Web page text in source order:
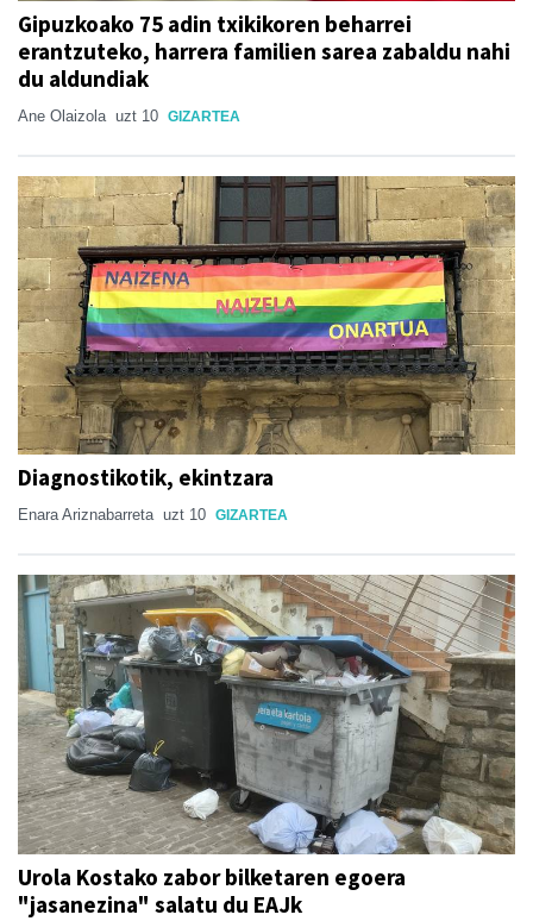
Gipuzkoako 75 adin txikikoren beharrei
erantzuteko, harrera familien sarea zabaldu nahi
du aldundiak
Ane Olaizola uzt 10 GIZARTEA
Diagnostikotik, ekintzara
Enara Ariznabarreta uzt 10 GIZARTEA
Urola Kostako zabor bilketaren egoera
"jasanezina" salatu du EAJk